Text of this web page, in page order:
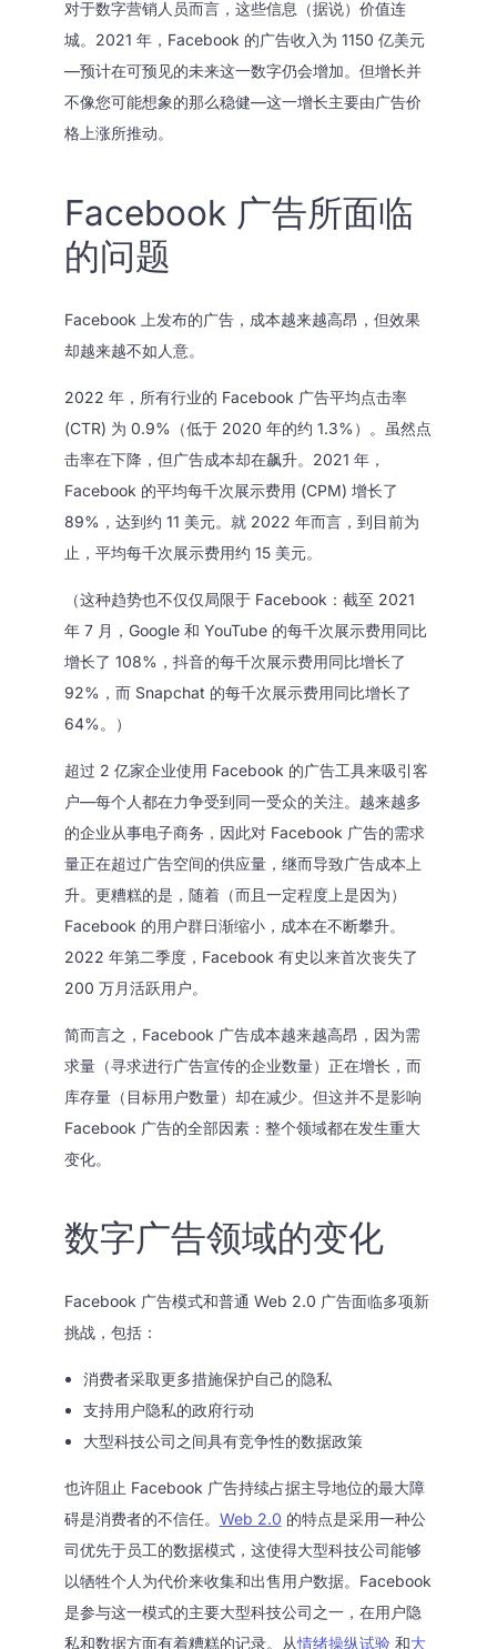
对于数字营销人员而言，这些信息（据说）价值连
城。2021 年，Facebook 的广告收入为 1150 亿美元
—预计在可预见的未来这一数字仍会增加。但增长并
不像您可能想象的那么稳健—这一增长主要由广告价
格上涨所推动。
Facebook 广告所面临
的问题
Facebook 上发布的广告，成本越来越高昂，但效果
却越来越不如人意。
2022 年，所有行业的 Facebook 广告平均点击率
(CTR) 为 0.9%（低于 2020 年的约 1.3%）。虽然点
击率在下降，但广告成本却在飙升。2021 年，
Facebook 的平均每千次展示费用 (CPM) 增长了
89%，达到约 11 美元。就 2022 年而言，到目前为
止，平均每千次展示费用约 15 美元。
（这种趋势也不仅仅局限于 Facebook：截至 2021
年 7 月，Google 和 YouTube 的每千次展示费用同比
增长了 108%，抖音的每千次展示费用同比增长了
92%，而 Snapchat 的每千次展示费用同比增长了
64%。）
超过 2 亿家企业使用 Facebook 的广告工具来吸引客
户—每个人都在力争受到同一受众的关注。越来越多
的企业从事电子商务，因此对 Facebook 广告的需求
量正在超过广告空间的供应量，继而导致广告成本上
升。更糟糕的是，随着（而且一定程度上是因为）
Facebook 的用户群日渐缩小，成本在不断攀升。
2022 年第二季度，Facebook 有史以来首次丧失了
200 万月活跃用户。
简而言之，Facebook 广告成本越来越高昂，因为需
求量（寻求进行广告宣传的企业数量）正在增长，而
库存量（目标用户数量）却在减少。但这并不是影响
Facebook 广告的全部因素：整个领域都在发生重大
变化。
数字广告领域的变化
Facebook 广告模式和普通 Web 2.0 广告面临多项新
挑战，包括：
消费者采取更多措施保护自己的隐私
支持用户隐私的政府行动
大型科技公司之间具有竞争性的数据政策
也许阻止 Facebook 广告持续占据主导地位的最大障
碍是消费者的不信任。 Web 2.0 的特点是采用一种公
司优先于员工的数据模式，这使得大型科技公司能够
以牺牲个人为代价来收集和出售用户数据。Facebook
是参与这一模式的主要大型科技公司之一，在用户隐
私和数据方面有着糟糕的记录。从情绪操纵试验和大